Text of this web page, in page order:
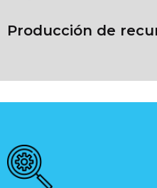
Producción de